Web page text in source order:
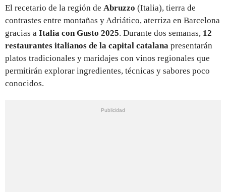
El recetario de la región de Abruzzo (Italia), tierra de
contrastes entre montañas y Adriático, aterriza en Barcelona
gracias a Italia con Gusto 2025. Durante dos semanas, 12
restaurantes italianos de la capital catalana presentarán
platos tradicionales y maridajes con vinos regionales que
permitirán explorar ingredientes, técnicas y sabores poco
conocidos.